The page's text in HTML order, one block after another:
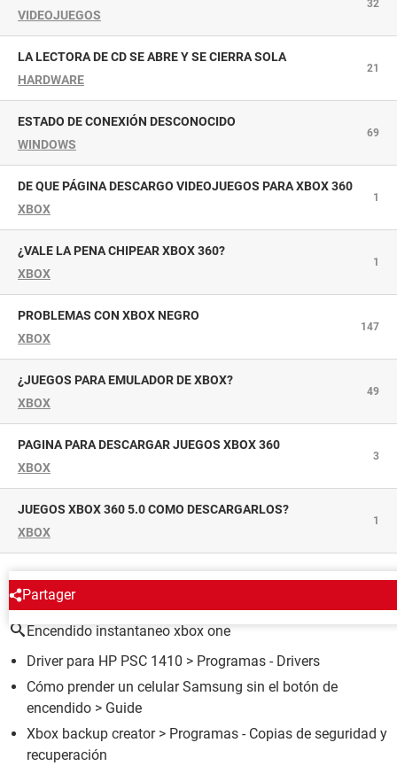
VIDEOJUEGOS
32
LA LECTORA DE CD SE ABRE Y SE CIERRA SOLA
HARDWARE
21
ESTADO DE CONEXIÓN DESCONOCIDO
WINDOWS
69
DE QUE PÁGINA DESCARGO VIDEOJUEGOS PARA XBOX 360
XBOX
1
¿VALE LA PENA CHIPEAR XBOX 360?
XBOX
1
PROBLEMAS CON XBOX NEGRO
XBOX
147
¿JUEGOS PARA EMULADOR DE XBOX?
XBOX
49
PAGINA PARA DESCARGAR JUEGOS XBOX 360
XBOX
3
JUEGOS XBOX 360 5.0 COMO DESCARGARLOS?
XBOX
1
Partager
ALREDEDOR DEL MISMO TEMA
Encendido instantaneo xbox one
Driver para HP PSC 1410 > Programas - Drivers
Cómo prender un celular Samsung sin el botón de
encendido > Guide
Xbox backup creator> Programas - Copias de seguridad y
recuperación